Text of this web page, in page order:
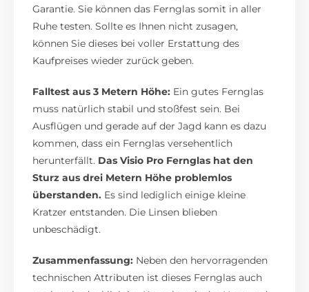
Garantie. Sie können das Fernglas somit in aller
Ruhe testen. Sollte es Ihnen nicht zusagen,
können Sie dieses bei voller Erstattung des
Kaufpreises wieder zurück geben.
Falltest aus 3 Metern Höhe: Ein gutes Fernglas
muss natürlich stabil und stoßfest sein. Bei
Ausflügen und gerade auf der Jagd kann es dazu
kommen, dass ein Fernglas versehentlich
herunterfällt. Das Visio Pro Fernglas hat den
Sturz aus drei Metern Höhe problemlos
überstanden. Es sind lediglich einige kleine
Kratzer entstanden. Die Linsen blieben
unbeschädigt.
Zusammenfassung: Neben den hervorragenden
technischen Attributen ist dieses Fernglas auch